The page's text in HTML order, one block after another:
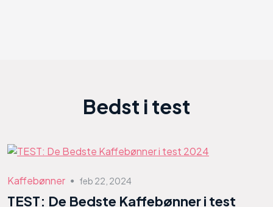
Bedst i test
Kaffebønner ● feb 22, 2024
TEST: De Bedste Kaffebønner i test